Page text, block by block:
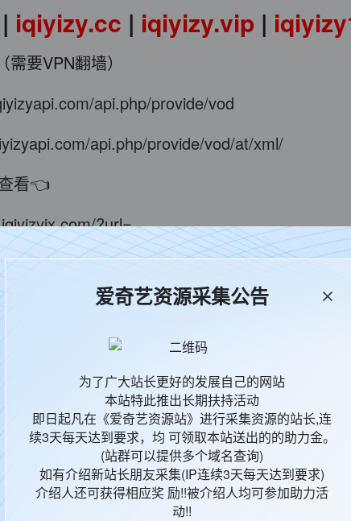
| iqiyizy.cc | iqiyizy.vip |
（需要VPN翻墙）
api.php/provide/vod
api.php/provide/vod/at/xml/
看👈
?url=
元 满100提现 支持：支付宝/银行卡/微信/
议你更改一下采集插件里的采集时间间隔那一
集的同时，请把图片下载到本地，以免杜绝日
速永久免费的资源站(承诺绝不影响用户体验)
爱奇艺资源采集公告
为了广大站长更好的发展自己的网站
本站特此推出长期扶持活动
即日起凡在《爱奇艺资源站》进行采集资源的站长,连
续3天每天达到要求，均 可领取本站送出的的助力金。
(站群可以提供多个域名查询)
如有介绍新站长朋友采集(IP连续3天每天达到要求)
介绍人还可获得相应奖 励!!被介绍人均可参加助力活
动!!